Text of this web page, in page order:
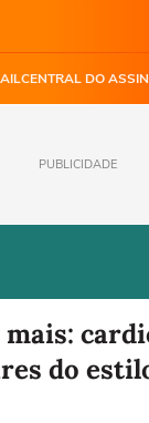
CENTRAL DO
PUBLICIDADE
mais:
do